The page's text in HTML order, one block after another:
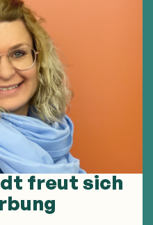
freut sich